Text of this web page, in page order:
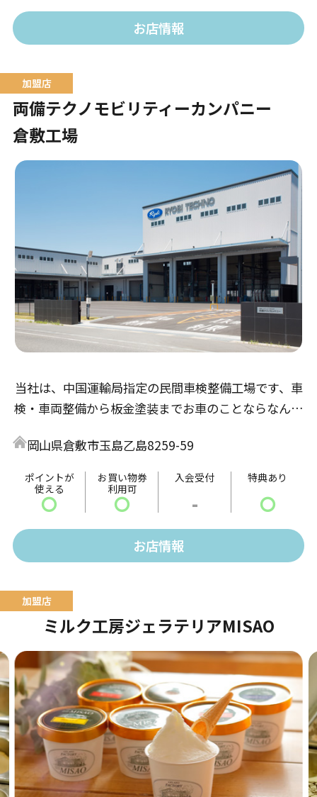
お店情報
両備テクノモビリティーカンパニー
倉敷工場
当社は、中国運輸局指定の民間車検整備工場です、車
検・車両整備から板金塗装までお車のことならなんで
ッチフレーズであります「ハート・フル・メンテナン
ス」をモットーにサービスマン・整備士が安全・安心
を第一に考えて車両整備に取り組んでいます。
岡山県倉敷市玉島乙島8259-59
ポイントが
使える
〇
お買い物券
利用可
〇
入会受付
-
特典あり
〇
お店情報
ミルク工房ジェラテリアMISAO